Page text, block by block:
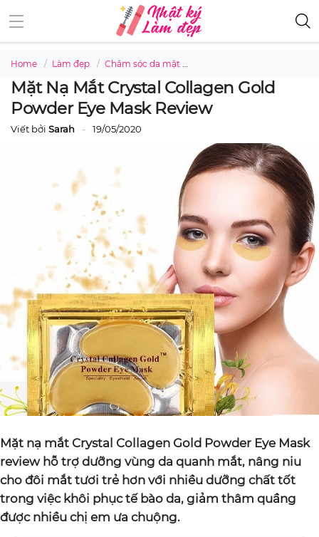
Home Làm đẹp Chăm sóc da mặt
Mặt Nạ Mắt Crystal Collagen Gold
Powder Eye Mask Review
Viết bởi Sarah 19/05/2020
Mặt nạ mắt Crystal Collagen Gold Powder Eye Mask
review hỗ trợ dưỡng vùng da quanh mắt, nâng niu
cho đôi mắt tươi trẻ hơn với nhiều dưỡng chất tốt
trong việc khôi phục tế bào da, giảm thâm quầng
được nhiều chị em ưa chuộng.